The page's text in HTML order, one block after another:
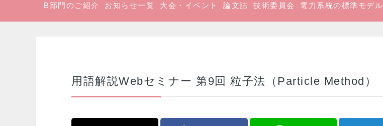
B部門のご紹介 お知らせ一覧 大会・イベント 論文誌 技術委員会 電力系統の標準モデル
用語解説Webセミナー 第9回 粒子法（Particle Method）